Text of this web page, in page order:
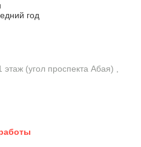
год
(угол проспекта Абая) ,